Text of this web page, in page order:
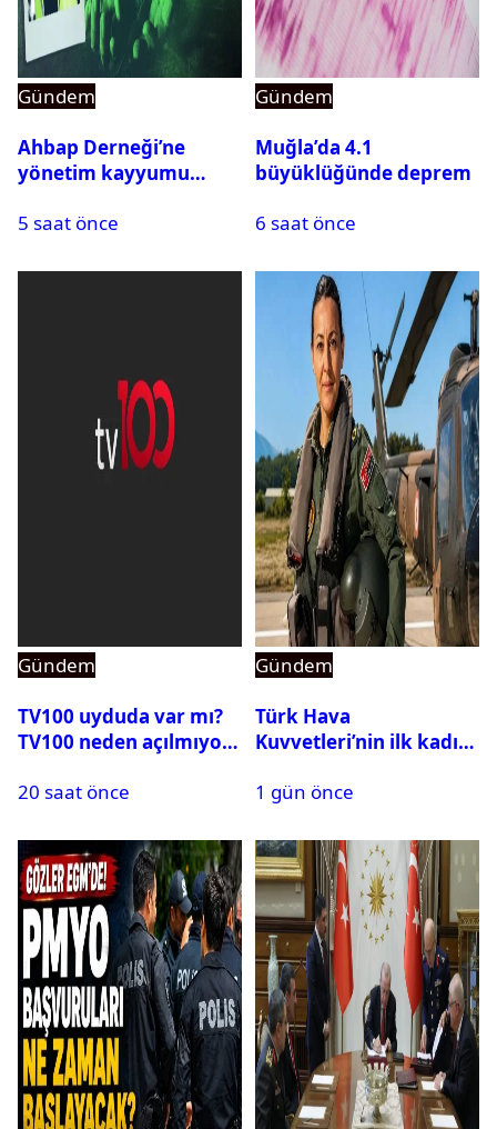
Gündem
Ahbap Derneği’ne
yönetim kayyumu
açıldı
5 saat önce
Gündem
Muğla’da 4.1
büyüklüğünde deprem
6 saat önce
Gündem
TV100 uyduda var mı?
TV100 neden açılmıyor?
20 saat önce
Gündem
Türk Hava
Kuvvetleri’nin ilk kadın
Karapınar hakkında
ortaya çıktı
1 gün önce